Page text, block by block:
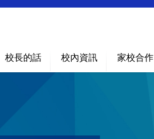
校長的話 校內資訊 家校合作